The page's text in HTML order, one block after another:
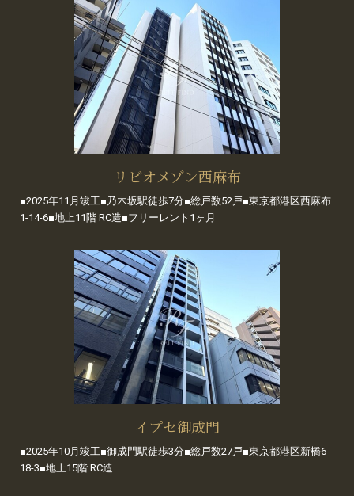
リビオメゾン西麻布
■2025年11月竣工■乃木坂駅徒歩7分■総戸数52戸■東京都港区西麻布
1-14-6■地上11階 RC造■フリーレント1ヶ月
イプセ御成門
■2025年10月竣工■御成門駅徒歩3分■総戸数27戸■東京都港区新橋6-
18-3■地上15階 RC造